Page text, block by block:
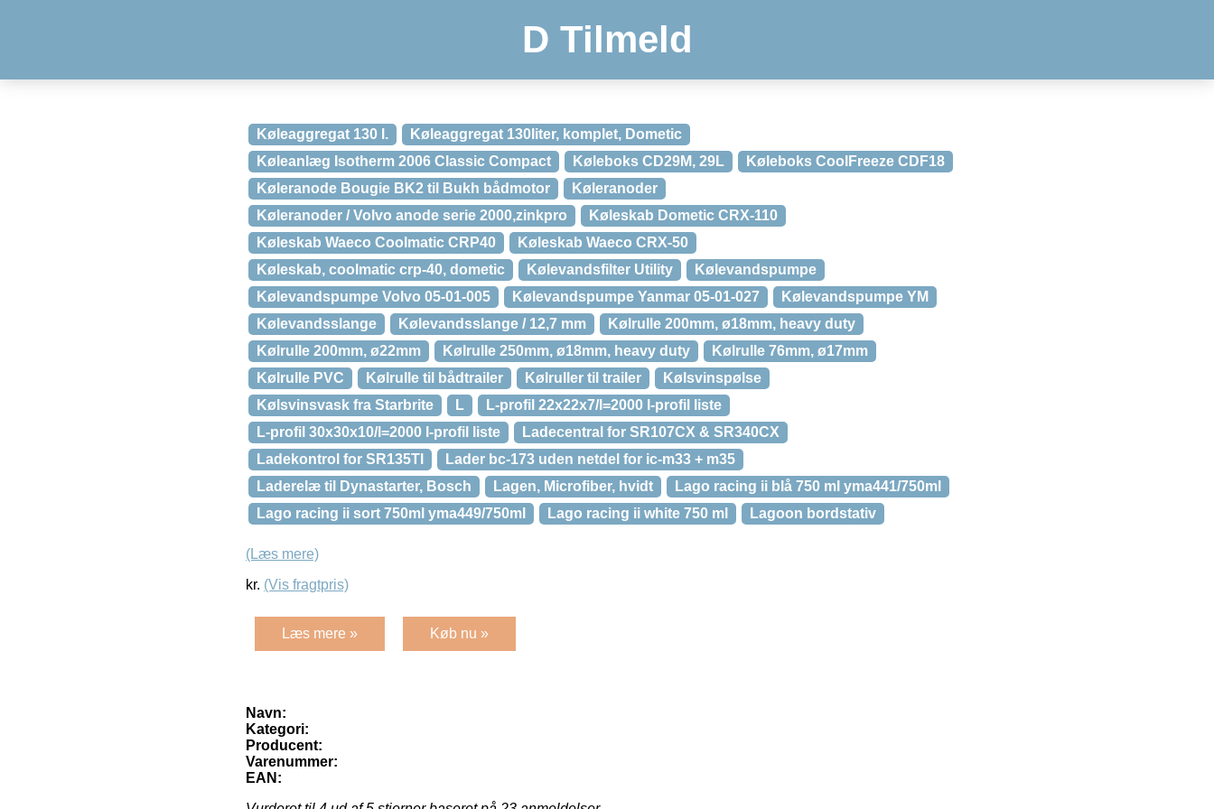
D Tilmeld
Køleaggregat 130 l.
Køleaggregat 130liter, komplet, Dometic
Køleanlæg Isotherm 2006 Classic Compact
Køleboks CD29M, 29L
Køleboks CoolFreeze CDF18
Køleranode Bougie BK2 til Bukh bådmotor
Køleranoder
Køleranoder / Volvo anode serie 2000,zinkpro
Køleskab Dometic CRX-110
Køleskab Waeco Coolmatic CRP40
Køleskab Waeco CRX-50
Køleskab, coolmatic crp-40, dometic
Kølevandsfilter Utility
Kølevandspumpe
Kølevandspumpe Volvo 05-01-005
Kølevandspumpe Yanmar 05-01-027
Kølevandspumpe YM
Kølevandsslange
Kølevandsslange / 12,7 mm
Kølrulle 200mm, ø18mm, heavy duty
Kølrulle 200mm, ø22mm
Kølrulle 250mm, ø18mm, heavy duty
Kølrulle 76mm, ø17mm
Kølrulle PVC
Kølrulle til bådtrailer Kølruller til trailer
Kølsvinspølse
Kølsvinsvask fra Starbrite
L
L-profil 22x22x7/l=2000 l-profil liste
L-profil 30x30x10/l=2000 l-profil liste
Ladecentral for SR107CX & SR340CX
Ladekontrol for SR135Tl
Lader bc-173 uden netdel for ic-m33 + m35
Laderelæ til Dynastarter, Bosch
Lagen, Microfiber, hvidt
Lago racing ii blå 750 ml yma441/750ml
Lago racing ii sort 750ml yma449/750ml
Lago racing ii white 750 ml Lagoon bordstativ
(Læs mere)
kr. (Vis fragtpris)
Læs mere » Køb nu »
Navn:
Kategori:
Producent:
Varenummer:
EAN: